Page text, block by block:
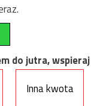
do jutra,
Inna kwota